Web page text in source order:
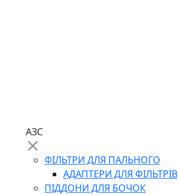
АЗС
ФІЛЬТРИ ДЛЯ ПАЛЬНОГО
АДАПТЕРИ ДЛЯ ФІЛЬТРІВ
ПІДДОНИ ДЛЯ БОЧОК